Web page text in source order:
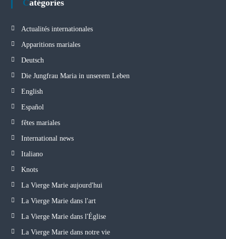
Catégories
Actualités internationales
Apparitions mariales
Deutsch
Die Jungfrau Maria in unserem Leben
English
Español
fêtes mariales
International news
Italiano
Knots
La Vierge Marie aujourd'hui
La Vierge Marie dans l'art
La Vierge Marie dans l'Église
La Vierge Marie dans notre vie